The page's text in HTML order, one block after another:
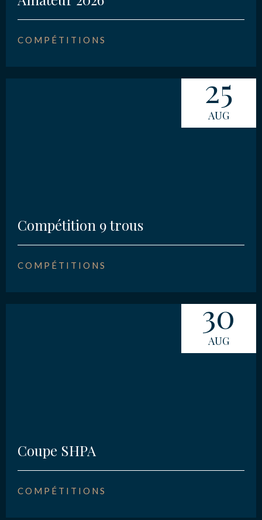
COMPÉTITIONS
25
AUG
Compétition 9 trous
COMPÉTITIONS
30
AUG
Coupe SHPA
COMPÉTITIONS